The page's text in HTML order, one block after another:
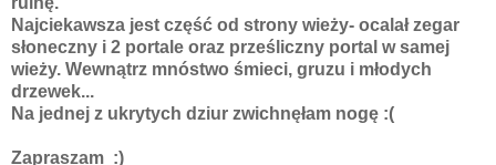
Najciekawsza jest część od strony wieży- ocalał zegar
słoneczny i 2 portale oraz prześliczny portal w samej
wieży. Wewnątrz mnóstwo śmieci, gruzu i młodych
drzewek...
Na jednej z ukrytych dziur zwichnęłam nogę :(
Zapraszam :)